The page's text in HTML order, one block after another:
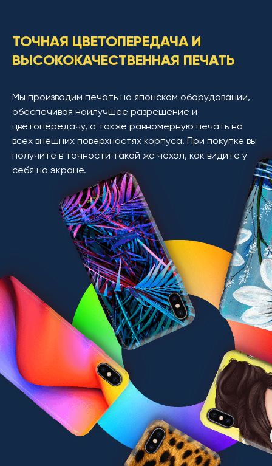
ТОЧНАЯ ЦВЕТОПЕРЕДАЧА И
ВЫСОКОКАЧЕСТВЕННАЯ ПЕЧАТЬ
Мы производим печать на японском оборудовании,
обеспечивая наилучшее разрешение и
цветопередачу, а также равномерную печать на
всех внешних поверхностях корпуса. При покупке вы
получите в точности такой же чехол, как видите у
себя на экране.